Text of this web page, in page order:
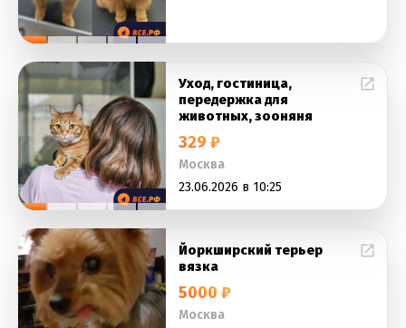
Уход, гостиница,
передержка для
животных, зооняня
329 ₽
Москва
23.06.2026 в 10:25
Йоркширский терьер
вязка
5000 ₽
Москва